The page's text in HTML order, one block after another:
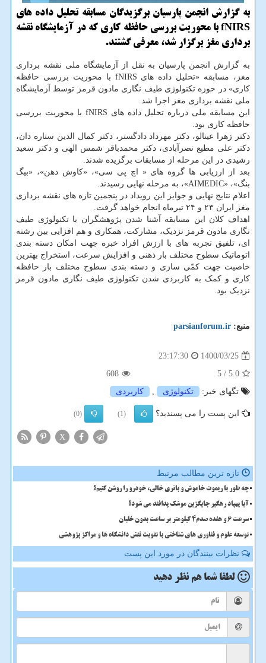
به گزارش انجمن پارسیان برگزیدگان مسابقه تحلیل داده های
fNIRS با محوریت بررسی حافظه کاری که در آزمایشگاه نقشه
برداری مغز برگزار شد، معرفی گشتند.
به گزارش انجمن پارسیان به نقل از آزمایشگاه ملی نقشه برداری
مغز، مسابقه «تحلیل داده های fNIRS با محوریت بررسی حافظه
کاری» در حوزه تکنولوژی طیف نگاری مادون قرمز توسط آزمایشگاه
ملی نقشه برداری مغز اجرا شد.
این مسابقه ملی درباره تحلیل داده های fNIRS با محوریت بررسی
حافظه کاری بود.
دکتر زهرا عینالو، دکتر مهرداد دادگستر، دکتر کمال الدین ستاره دان،
دکتر علی مطیع نصرآبادی، دکتر محمدباقر شمس الهی و دکتر سعید
رشیدی در این مرحله از مسابقات برگزیده شدند.
بعد از ارزیابی ها گروه های « اچ پی سی»، «کاوش ذهن»، «بیگ
بنگ»، «AIMEDIC»، به مرحله نهایی رسیدند.
اعلام نتایج نهایی و جوایز این رویداد در پنجمین تازه های نقشه برداری
مغز ایران ۲۳ و ۲۴ تیرماه انجام خواهد گرفت.
اهداف کلان این مسابقه آشنا شدن پژوهشگران با تکنولوژی طیف
نگاری مادون قرمز نزدیک، مشارکت، همکاری و هم افزایی بین رشته
ای، تلفیق تجربه های با ارزش افراد خبره جهت امکان دسته بندی
اتوماتیک سطوح مختلف بار ذهنی و افزایش سرعت، استخراج بهترین
خاصیت جهت کمّی سازی و دسته بندی سطوح مختلف بار حافظه
کاری و کمک به کاربردی شدن تکنولوژی طیف نگاری مادون قرمز
نزدیک بود.
منبع: parsianforum.ir
1400/03/25
23:17:30
5.0
/ 5
608
تگهای خبر:
تكنولوژی , كاربردی
این پست را می پسندید؟ (1)
(0)
X
تازه ترین مطالب مرتبط
چه طور با ریموت خاموش و باتری خالی، خودرو را روشن کنیم؟
آیا پهپاد رهگیر جایگزین موشک پدافند می شود؟
سرعت 6 و هفده صدم4 کیلومتر بر ساعت بدون خلبان
توسعه علوم و فناوری های شناختی با تقویت نقش دانشگاه ها و مراکز پژوهشی
نظرات بینندگان در مورد این پست
لطفا شما هم نظر دهید